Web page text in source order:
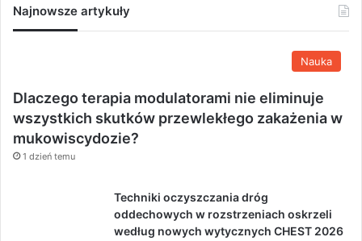
Najnowsze artykuły
Nauka
Dlaczego terapia modulatorami nie eliminuje
wszystkich skutków przewlekłego zakażenia w
mukowiscydozie?
1 dzień temu
Techniki oczyszczania dróg
oddechowych w rozstrzeniach oskrzeli
według nowych wytycznych CHEST 2026